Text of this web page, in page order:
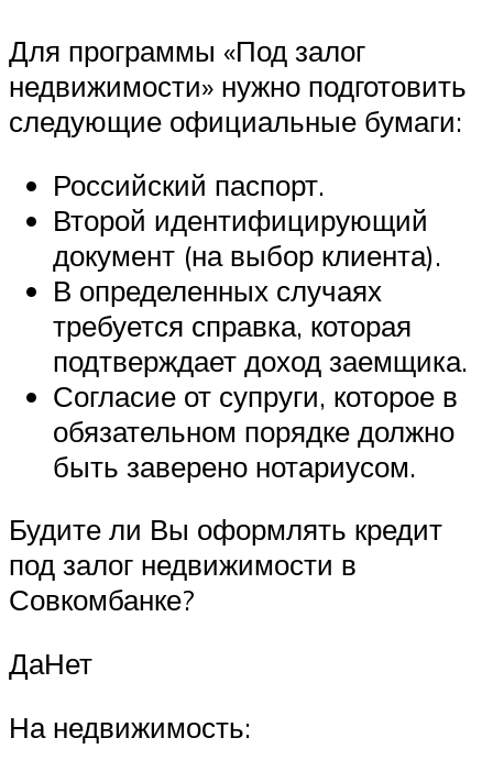
Для программы «Под залог
недвижимости» нужно подготовить
следующие официальные бумаги:
Российский паспорт.
Второй идентифицирующий
документ (на выбор клиента).
В определенных случаях
требуется справка, которая
подтверждает доход заемщика.
Согласие от супруги, которое в
обязательном порядке должно
быть заверено нотариусом.
Будите ли Вы оформлять кредит
под залог недвижимости в
Совкомбанке?
ДаНет
На недвижимость: